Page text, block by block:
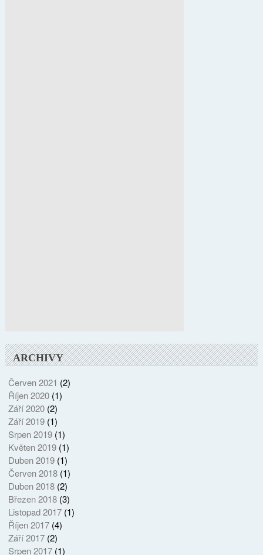
ARCHIVY
Červen 2021 (2)
Říjen 2020(1)
Září 2020(2)
Září 2019(1)
Srpen 2019(1)
Květen 2019(1)
Duben 2019(1)
Červen 2018(1)
Duben 2018(2)
Březen 2018(3)
Listopad 2017(1)
Říjen 2017(4)
Září 2017(2)
Srpen 2017(1)